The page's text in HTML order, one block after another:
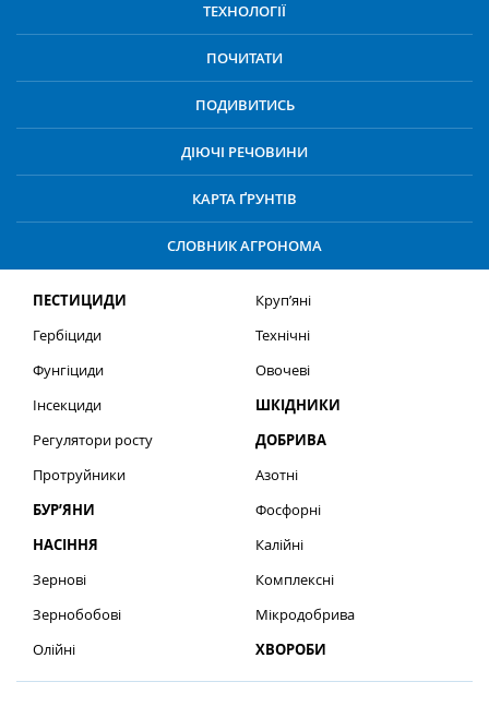
ТЕХНОЛОГІЇ
ПОЧИТАТИ
ПОДИВИТИСЬ
ДІЮЧІ РЕЧОВИНИ
КАРТА ҐРУНТІВ
СЛОВНИК АГРОНОМА
ПЕСТИЦИДИ
Гербіциди
Фунгіциди
Інсекциди
Регулятори росту
Протруйники
БУР’ЯНИ
НАСІННЯ
Зернові
Зернобобові
Олійні
Круп’яні
Технічні
Овочеві
ШКІДНИКИ
ДОБРИВА
Азотні
Фосфорні
Калійні
Комплексні
Мікродобрива
ХВОРОБИ